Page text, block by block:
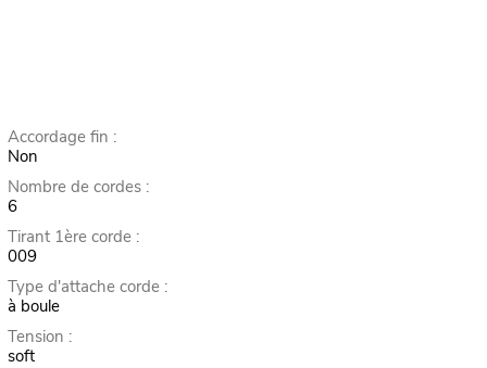
Accordage fin :
Non
Nombre de cordes :
6
Tirant 1ère corde :
009
Type d'attache corde :
à boule
Tension :
soft